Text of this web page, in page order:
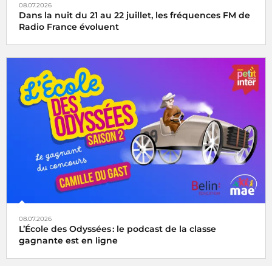
08.07.2026
Dans la nuit du 21 au 22 juillet, les fréquences FM de
Radio France évoluent
08.07.2026
L’École des Odyssées : le podcast de la classe
gagnante est en ligne